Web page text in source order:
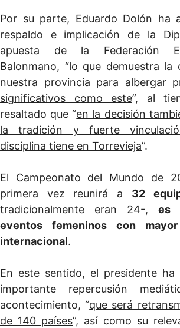
Por su parte, Eduardo Dolón ha
respaldo e implicación de la
apuesta de la Federación
Balonmano, “lo que demuestra la
nuestra provincia para albergar
significativos como este”, al
resaltado que “en la decisión
la tradición y fuerte
disciplina tiene en Torrevieja”.
El Campeonato del Mundo de
primera vez reunirá a 32
tradicionalmente eran 24-, es
eventos femeninos con
internacional.
En este sentido, el presidente ha
importante repercusión
acontecimiento, “que será
de 140 países”, así como su